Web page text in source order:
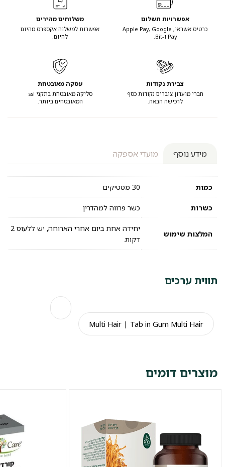
מידע נוסף מועדי אספקה
כמות 30 מסטיקים
כשרות כשר פרווה למהדרין
המלצות שימוש
יחידה אחת ביום אחרי הארוחה, יש ללעוס 2
דקות.
תווית ערכים
Multi Hair | Tab in Gum Multi Hair
אפשרויות תשלום
כרטיס אשראי, Apple Pay, Google
Pay ו-Bit.
משלוחים מהירים
אפשרות למשלוח אקספרס מהיום
להיום.
צבירת נקודות
חברי מועדון צוברים נקודות כסף
לרכישה הבאה.
עסקה מאובטחת
סליקה מאובטחת בתקני ssl
המאובטחים ביותר.
מוצרים דומים